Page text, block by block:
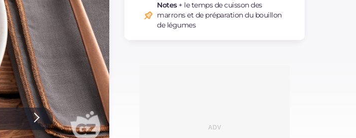
Notes+ le temps de cuisson des
marrons et de préparation du bouillon
de légumes